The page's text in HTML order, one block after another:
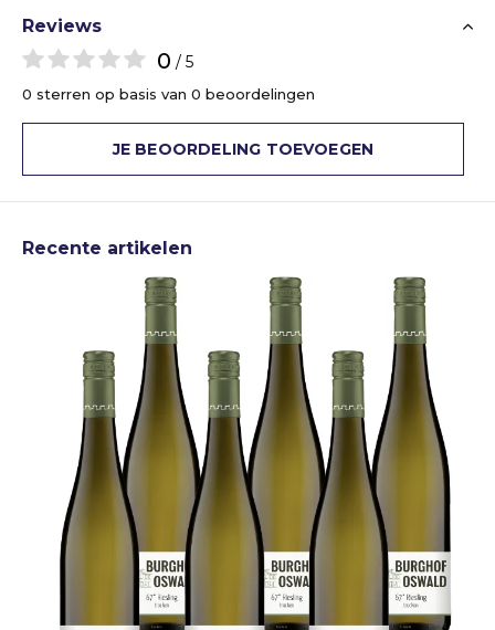
Reviews
0 / 5
0 sterren op basis van 0 beoordelingen
JE BEOORDELING TOEVOEGEN
Recente artikelen